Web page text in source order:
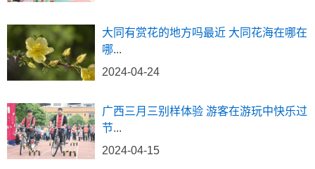
大同有赏花的地方吗最近 大同花海在哪在
哪...
2024-04-24
广西三月三别样体验 游客在游玩中快乐过
节...
2024-04-15